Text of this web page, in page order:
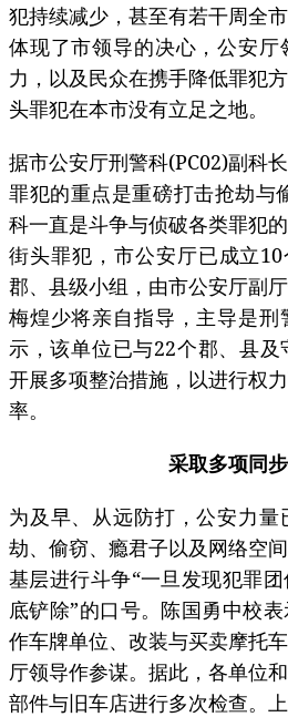
犯持续减少，甚至有若干周全
体现了市领导的决心，公安
力，以及民众在携手降低罪犯
头罪犯在本市没有立足之地。
据市公安厅刑警科(PC02)副科
罪犯的重点是重磅打击抢劫与
科一直是斗争与侦破各类罪犯
街头罪犯，市公安厅已成立
郡、县级小组，由市公安厅副
梅煌少将亲自指导，主导是
示，该单位已与22个郡、县
开展多项整治措施，以进行权
率。
采取多项同
为及早、从远防打，公安力
劫、偷窃、瘾君子以及网络空
基层进行斗争“一旦发现犯罪
底铲除”的口号。陈国勇中校
作车牌单位、改装与买卖摩托
厅领导作参谋。据此，各单位
部件与旧车店进行多次检查。